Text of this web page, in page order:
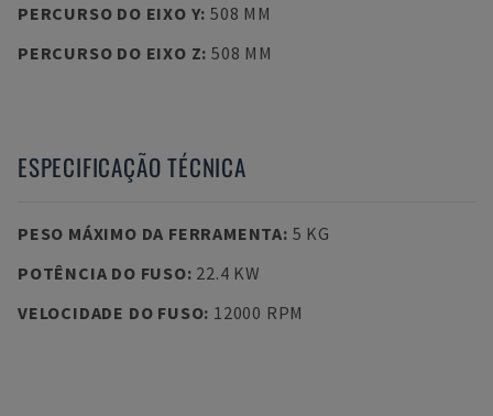
PERCURSO DO EIXO Y: 508 MM
PERCURSO DO EIXO Z: 508 MM
ESPECIFICAÇÃO TÉCNICA
PESO MÁXIMO DA FERRAMENTA: 5 KG
POTÊNCIA DO FUSO: 22.4 KW
VELOCIDADE DO FUSO: 12000 RPM